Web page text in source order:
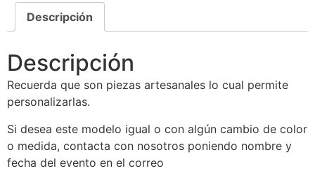
Descripción
Descripción
Recuerda que son piezas artesanales lo cual permite
personalizarlas.
Si desea este modelo igual o con algún cambio de color
o medida, contacta con nosotros poniendo nombre y
fecha del evento en el correo